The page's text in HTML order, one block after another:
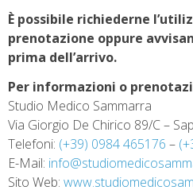
È possibile richiederne
prenotazione oppure
prima dell’arrivo.
Per informazioni o
Studio Medico Sammarra
Via Giorgio De Chirico 89/C –
Telefoni: (+39) 0984 465176 –
E-Mail:
Sito Web: